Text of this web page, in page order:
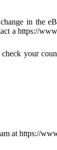
in the
a https://
your
at https://